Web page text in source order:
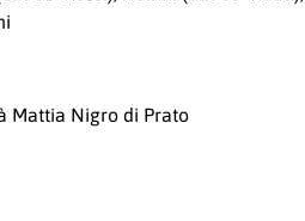
Mattia Nigro di Prato